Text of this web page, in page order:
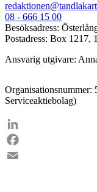
08 - 666 15 00
Besöksadress:
Postadress: Box 1217,
Ansvarig utgivare:
Organisationsnummer:
Serviceaktiebolag)
LinkedIn
Facebook